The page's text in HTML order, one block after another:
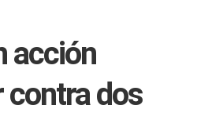
acción
dos